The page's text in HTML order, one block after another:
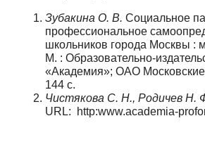
Зубакина О. В. Социальное
профессиональное
школьников города Москвы :
М. : Образовательно-
«Академия»; ОАО Московские
144 с.
Чистякова С. Н., Родичев Н.
URL: http:www.academia-